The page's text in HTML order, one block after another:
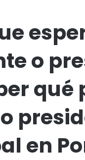
o
qué
en